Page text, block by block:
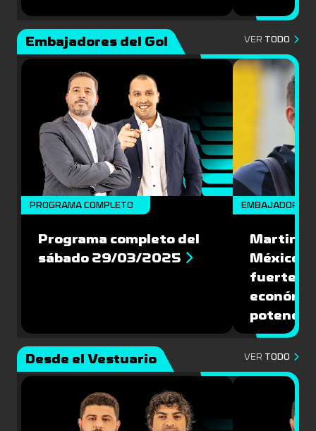
Embajadores del Gol VER TODO
PROGRAMA COMPLETO
Programa completo del
sábado 29/03/2025
EMBAJADORES
Martin
México:
fuerte
Desde el Vestuario VER TODO